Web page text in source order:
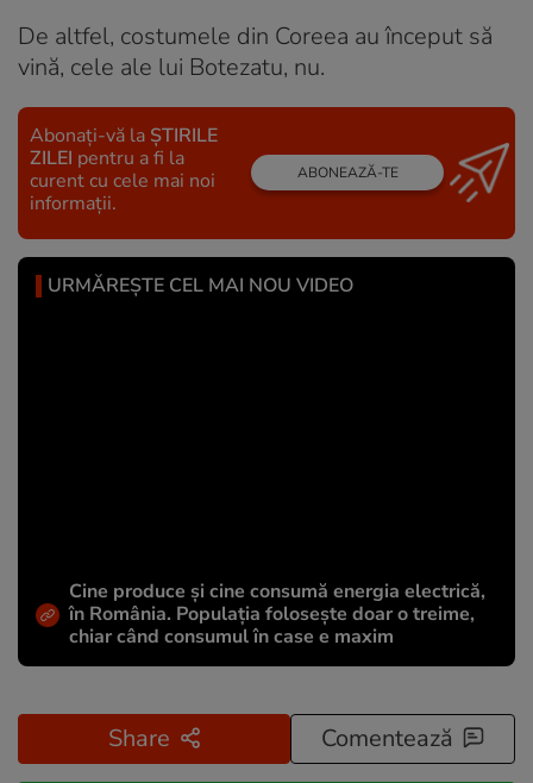
De altfel, costumele din Coreea au început să
vină, cele ale lui Botezatu, nu.
Abonați-vă la ȘTIRILE
ZILEI pentru a fi la
curent cu cele mai noi
informații.
ABONEAZĂ-TE
URMĂREȘTE CEL MAI NOU VIDEO
Cine produce și cine consumă energia electrică,
în România. Populația folosește doar o treime,
chiar când consumul în case e maxim
Share Comentează